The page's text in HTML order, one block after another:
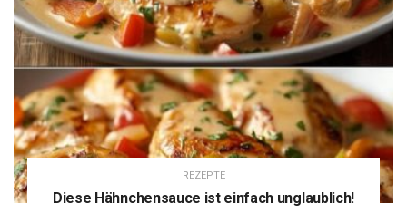
REZEPTE
Diese Hähnchensauce ist einfach unglaublich!